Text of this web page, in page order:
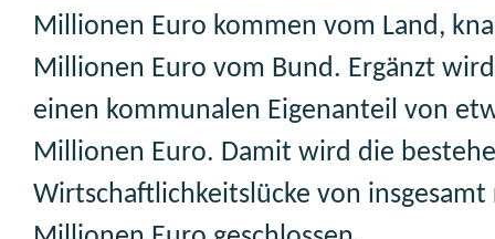
Millionen Euro kommen vom Land,
Millionen Euro vom Bund. Ergänzt
einen kommunalen Eigenanteil von
Millionen Euro. Damit wird die
Wirtschaftlichkeitslücke von insgesamt